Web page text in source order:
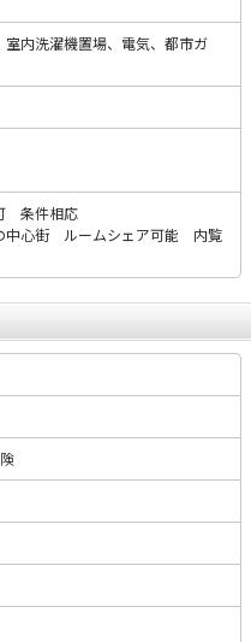
内洗濯機置場、電気、都市ガ
条件相応
中心街 ルームシェア可能 内覧